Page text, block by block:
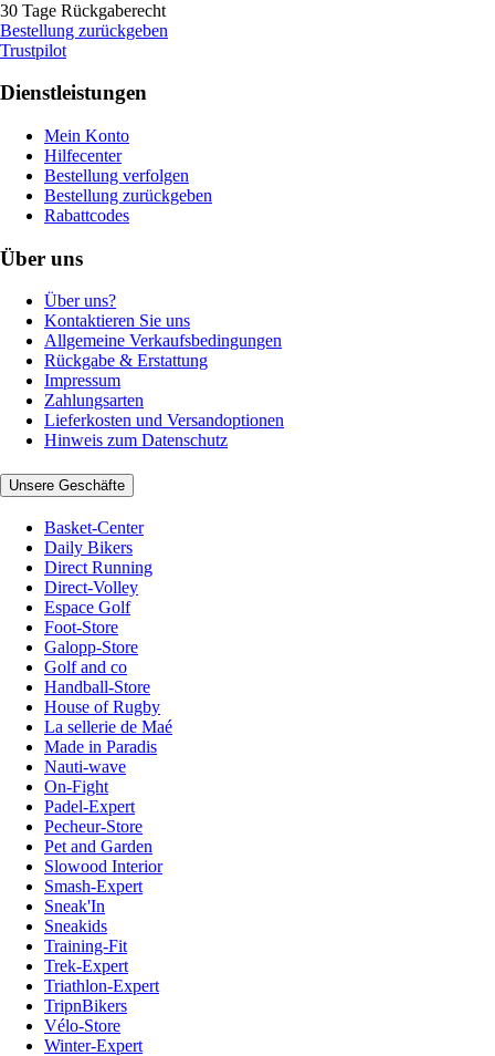
30 Tage Rückgaberecht
Bestellung zurückgeben
Trustpilot
Dienstleistungen
Mein Konto
Hilfecenter
Bestellung verfolgen
Bestellung zurückgeben
Rabattcodes
Über uns
Über uns?
Kontaktieren Sie uns
Allgemeine Verkaufsbedingungen
Rückgabe & Erstattung
Impressum
Zahlungsarten
Lieferkosten und Versandoptionen
Hinweis zum Datenschutz
Unsere Geschäfte
Basket-Center
Daily Bikers
Direct Running
Direct-Volley
Espace Golf
Foot-Store
Galopp-Store
Golf and co
Handball-Store
House of Rugby
La sellerie de Maé
Made in Paradis
Nauti-wave
On-Fight
Padel-Expert
Pecheur-Store
Pet and Garden
Slowood Interior
Smash-Expert
Sneak'In
Sneakids
Training-Fit
Trek-Expert
Triathlon-Expert
TripnBikers
Vélo-Store
Winter-Expert